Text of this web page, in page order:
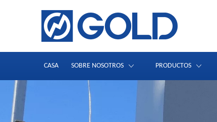
CASA SOBRE NOSOTROS PRODUCTOS